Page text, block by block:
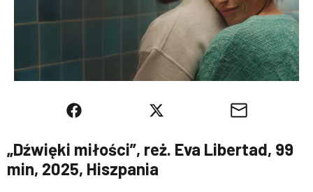
„Dźwięki miłości”, reż. Eva Libertad, 99
min, 2025, Hiszpania